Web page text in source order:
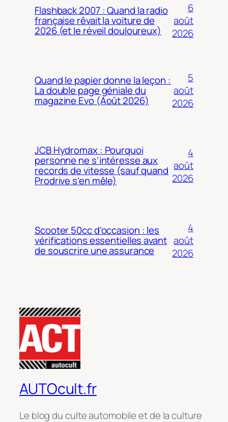
Flashback 2007 : Quand la radio
française rêvait la voiture de
2026 (et le réveil douloureux)
6
août
2026
Quand le papier donne la leçon :
La double page géniale du
magazine Evo (Août 2026)
5
août
2026
JCB Hydromax : Pourquoi
personne ne s’intéresse aux
records de vitesse (sauf quand
Prodrive s’en mêle)
4
août
2026
Scooter 50cc d’occasion : les
vérifications essentielles avant
de souscrire une assurance
4
août
2026
AUTOcult.fr
Le blog du culte automobile et de la culture